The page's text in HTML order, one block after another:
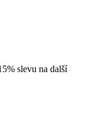
slevu na další